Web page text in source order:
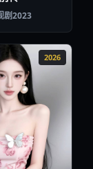
剧2023
2026